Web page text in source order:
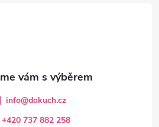
info@dokuch.cz
+420 737 882 258